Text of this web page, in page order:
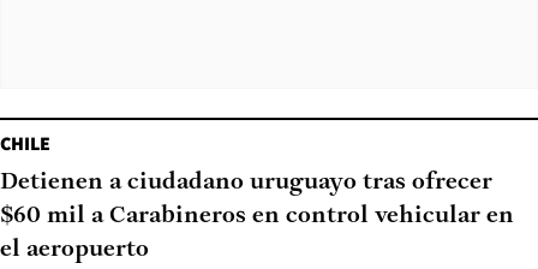
CHILE
Detienen a ciudadano uruguayo tras ofrecer
$60 mil a Carabineros en control vehicular en
el aeropuerto